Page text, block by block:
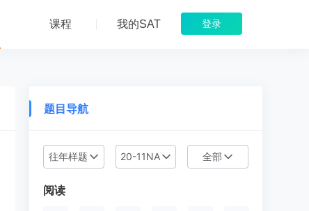
课程 我的SAT 登录
题目导航
往年样题 20-11NA 全部
阅读